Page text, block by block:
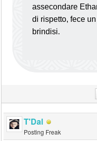
assecondare
di rispetto, fece
brindisi.
T'Dal
Posting Freak